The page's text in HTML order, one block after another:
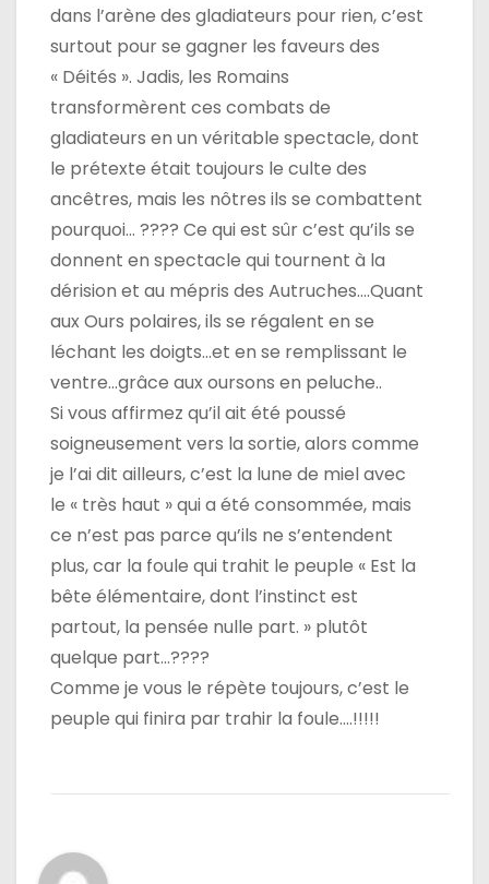
dans l’arène des gladiateurs pour rien, c’est
surtout pour se gagner les faveurs des
« Déités ». Jadis, les Romains
transformèrent ces combats de
gladiateurs en un véritable spectacle, dont
le prétexte était toujours le culte des
ancêtres, mais les nôtres ils se combattent
pourquoi… ???? Ce qui est sûr c’est qu’ils se
donnent en spectacle qui tournent à la
dérision et au mépris des Autruches….Quant
aux Ours polaires, ils se régalent en se
léchant les doigts…et en se remplissant le
ventre…grâce aux oursons en peluche..
Si vous affirmez qu’il ait été poussé
soigneusement vers la sortie, alors comme
je l’ai dit ailleurs, c’est la lune de miel avec
le « très haut » qui a été consommée, mais
ce n’est pas parce qu’ils ne s’entendent
plus, car la foule qui trahit le peuple « Est la
bête élémentaire, dont l’instinct est
partout, la pensée nulle part. » plutôt
quelque part…????
Comme je vous le répète toujours, c’est le
peuple qui finira par trahir la foule….!!!!!